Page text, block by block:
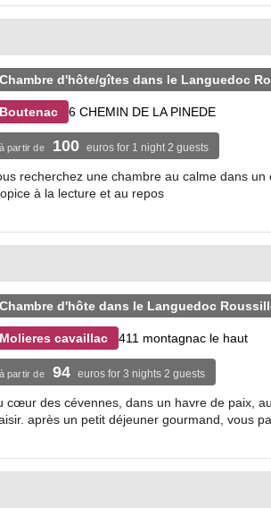
Chambre d'hôte/gîtes dans le Languedoc
Boutenac 6 CHEMIN DE LA PINEDE
à partir de 100 euros for 1 night 2 guests
recherchez une chambre au calme dans
à la lecture et au repos
Chambre d'hôte dans le Languedoc
Molieres cavaillac 411 montagnac le haut
à partir de 94 euros for 3 nights 2 guests
cœur des cévennes, dans un havre de paix,
après un petit déjeuner gourmand, vous